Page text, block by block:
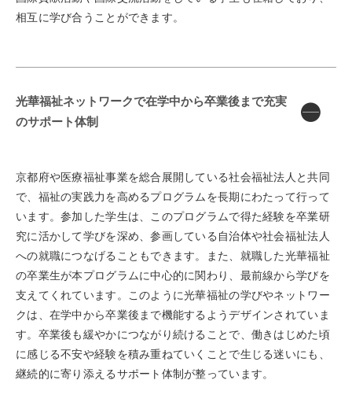
相互に学び合うことができます。
光華福祉ネットワークで在学中から卒業後まで充実
のサポート体制
京都府や医療福祉事業を総合展開している社会福祉法人と共同
で、福祉の実践力を高めるプログラムを長期にわたって行って
います。参加した学生は、このプログラムで得た経験を卒業研
究に活かして学びを深め、参画している自治体や社会福祉法人
への就職につなげることもできます。また、就職した光華福祉
の卒業生が本プログラムに中心的に関わり、最前線から学びを
支えてくれています。このように光華福祉の学びやネットワー
クは、在学中から卒業後まで機能するようデザインされていま
す。卒業後も緩やかにつながり続けることで、働きはじめた頃
に感じる不安や経験を積み重ねていくことで生じる迷いにも、
継続的に寄り添えるサポート体制が整っています。